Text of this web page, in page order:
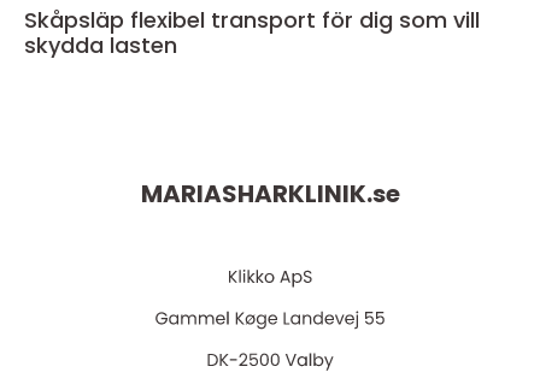
Skåpsläp flexibel transport för dig som vill
skydda lasten
MARIASHARKLINIK.se